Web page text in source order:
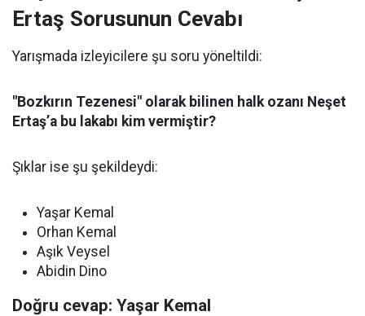
Ertaş Sorusunun Cevabı
Yarışmada izleyicilere şu soru yöneltildi:
"Bozkırın Tezenesi" olarak bilinen halk ozanı Neşet
Ertaş’a bu lakabı kim vermiştir?
Şıklar ise şu şekildeydi:
Yaşar Kemal
Orhan Kemal
Aşık Veysel
Abidin Dino
Doğru cevap: Yaşar Kemal